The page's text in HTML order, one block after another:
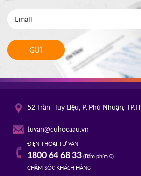
GỬI
52 Trần Huy Liệu, P. Phú Nhuận,
tuvan@duhocaau.vn
ĐIỆN THOẠI TƯ VẤN
1800 64 68 33(Bấm phím 0)
CHĂM SÓC KHÁCH HÀNG